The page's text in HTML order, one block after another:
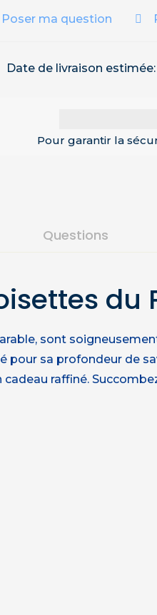
Poser ma question
Date de livraison estimée:
Pour garantir la
Questions
du
sont
pour sa profondeur de
raffiné.